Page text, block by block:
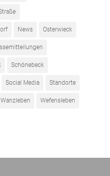
News Osterwieck
Schönebeck
Social Media Standorte
Wanzleben Wefensleben